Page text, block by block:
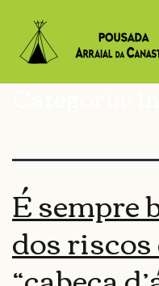
Categoria:
É sempre
dos